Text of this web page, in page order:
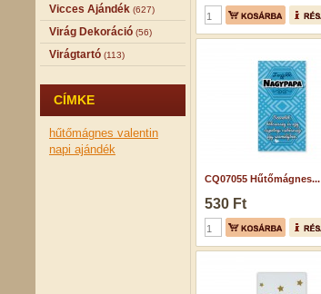
Vicces Ajándék (627)
Virág Dekoráció (56)
Virágtartó (113)
CÍMKE
hűtőmágnes valentin
napi ajándék
CQ07055 Hűtőmágnes...
530 Ft